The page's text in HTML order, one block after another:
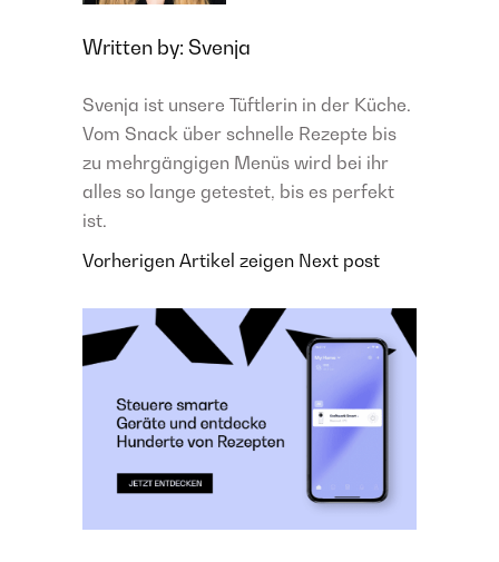
Written by: Svenja
Svenja ist unsere Tüftlerin in der Küche.
Vom Snack über schnelle Rezepte bis
zu mehrgängigen Menüs wird bei ihr
alles so lange getestet, bis es perfekt
ist.
Vorherigen Artikel zeigen Next post